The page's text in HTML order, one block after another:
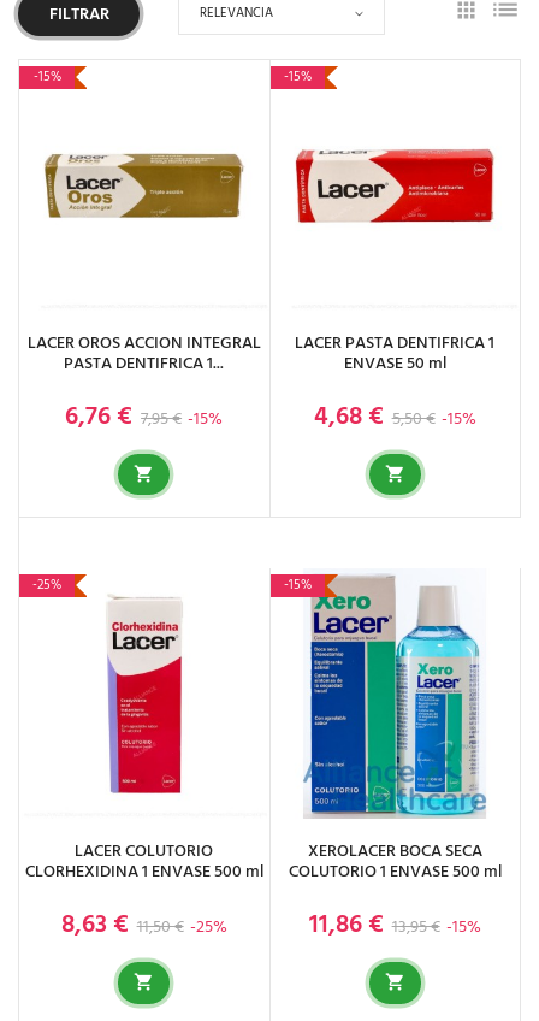
FILTRAR RELEVANCIA
-15%
LACER OROS ACCION INTEGRAL
PASTA DENTIFRICA 1...
Precio base
7,95 € -15%
Precio
6,76 €
-15%
LACER PASTA DENTIFRICA 1
ENVASE 50 ml
Precio base
5,50 € -15%
Precio
4,68 €
-25%
LACER COLUTORIO
CLORHEXIDINA 1 ENVASE 500 ml
Precio base
11,50 € -25%
Precio
8,63 €
-15%
XEROLACER BOCA SECA
COLUTORIO 1 ENVASE 500 ml
Precio base
13,95 € -15%
Precio
11,86 €